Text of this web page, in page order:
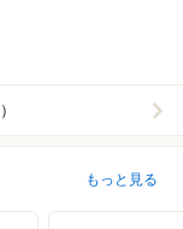
もっと見る